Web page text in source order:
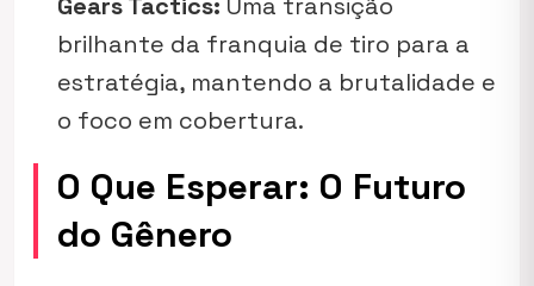
brilhante da franquia de tiro para a
estratégia, mantendo a brutalidade e
o foco em cobertura.
O Que Esperar: O Futuro
do Gênero